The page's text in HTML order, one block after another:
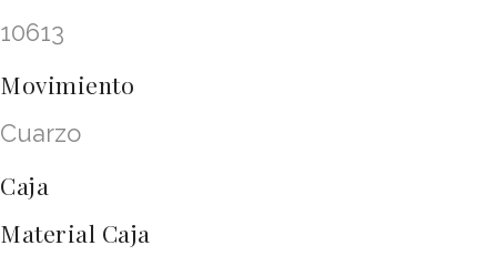
10613
Movimiento
Cuarzo
Caja
Material Caja